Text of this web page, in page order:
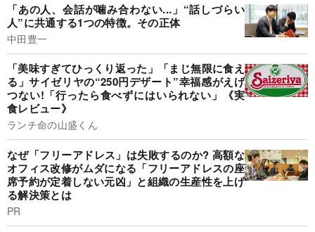
「あの人、会話が噛み合わない...」“話しづらい
人”に共通する1つの特徴。その正体
中田豊一
「美味すぎてひっくり返った」「まじ無限に食え
る」サイゼリヤの“250円デザート”幸福感がえげ
つない!「行ったら食べずにはいられない」《実
食レビュー》
ランチ命の山盛くん
なぜ「フリーアドレス」は失敗するのか? 高額な
オフィス改修がムダになる「フリーアドレスの座
席予約が定着しない元凶」と組織の生産性を上げ
る解決策とは
PR